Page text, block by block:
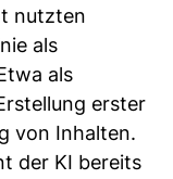
nutzten
als
als
erster
von Inhalten.
der KI bereits